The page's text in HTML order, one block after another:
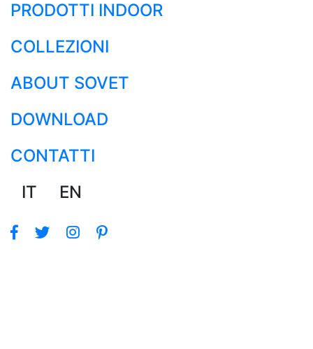
PRODOTTI INDOOR
COLLEZIONI
ABOUT SOVET
DOWNLOAD
CONTATTI
IT
EN